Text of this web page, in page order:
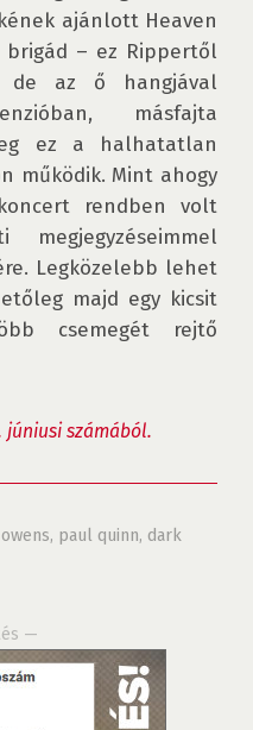
ajánlott Heaven
– ez Rippertől
de az ő hangjával
másfajta
ez a halhatatlan
működik. Mint ahogy
rendben volt
Legközelebb lehet
majd egy kicsit
csemegét rejtő
júniusi számából.
, paul quinn, dark
—